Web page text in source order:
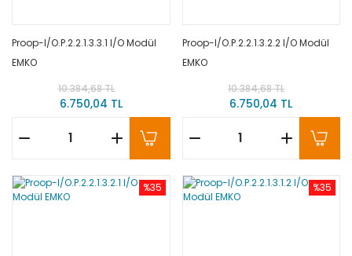
Proop-I/O.P.2.2.1.3.3.1 I/O Modül
EMKO
10.384,68 TL
6.750,04 TL
Proop-I/O.P.2.2.1.3.2.2 I/O Modül
EMKO
10.384,68 TL
6.750,04 TL
%35 %35